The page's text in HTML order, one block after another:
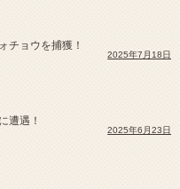
チョウを捕獲！
2025年7月18日
遭遇！
2025年6月23日